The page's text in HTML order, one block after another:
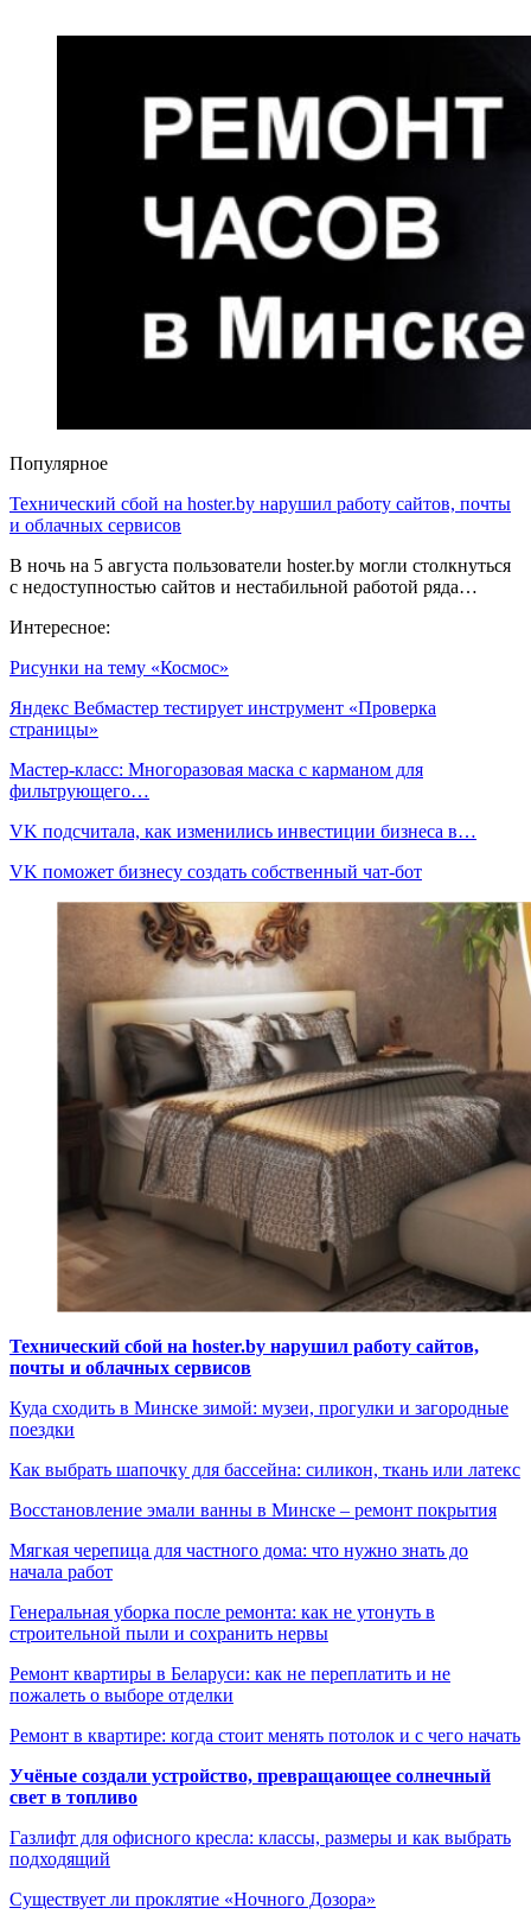
Популярное
Технический сбой на hoster.by нарушил работу сайтов, почты
и облачных сервисов
В ночь на 5 августа пользователи hoster.by могли столкнуться
с недоступностью сайтов и нестабильной работой ряда…
Интересное:
Рисунки на тему «Космос»
Яндекс Вебмастер тестирует инструмент «Проверка
страницы»
Мастер-класс: Многоразовая маска с карманом для
фильтрующего…
VK подсчитала, как изменились инвестиции бизнеса в…
VK поможет бизнесу создать собственный чат-бот
Технический сбой на hoster.by нарушил работу сайтов,
почты и облачных сервисов
Куда сходить в Минске зимой: музеи, прогулки и загородные
поездки
Как выбрать шапочку для бассейна: силикон, ткань или латекс
Восстановление эмали ванны в Минске – ремонт покрытия
Мягкая черепица для частного дома: что нужно знать до
начала работ
Генеральная уборка после ремонта: как не утонуть в
строительной пыли и сохранить нервы
Ремонт квартиры в Беларуси: как не переплатить и не
пожалеть о выборе отделки
Ремонт в квартире: когда стоит менять потолок и с чего начать
Учёные создали устройство, превращающее солнечный
свет в топливо
Газлифт для офисного кресла: классы, размеры и как выбрать
подходящий
Существует ли проклятие «Ночного Дозора»